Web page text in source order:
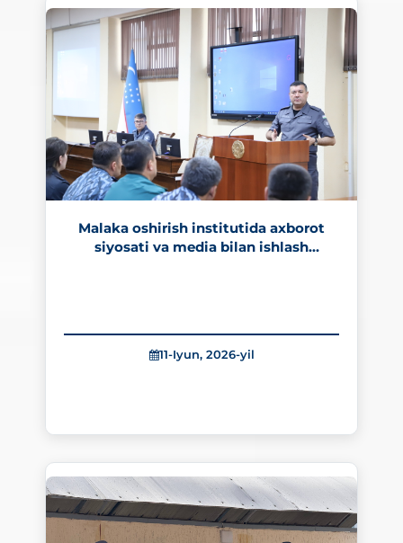
266
Malaka oshirish institutida axborot
siyosati va media bilan ishlash
11-Iyun, 2026-yil
278